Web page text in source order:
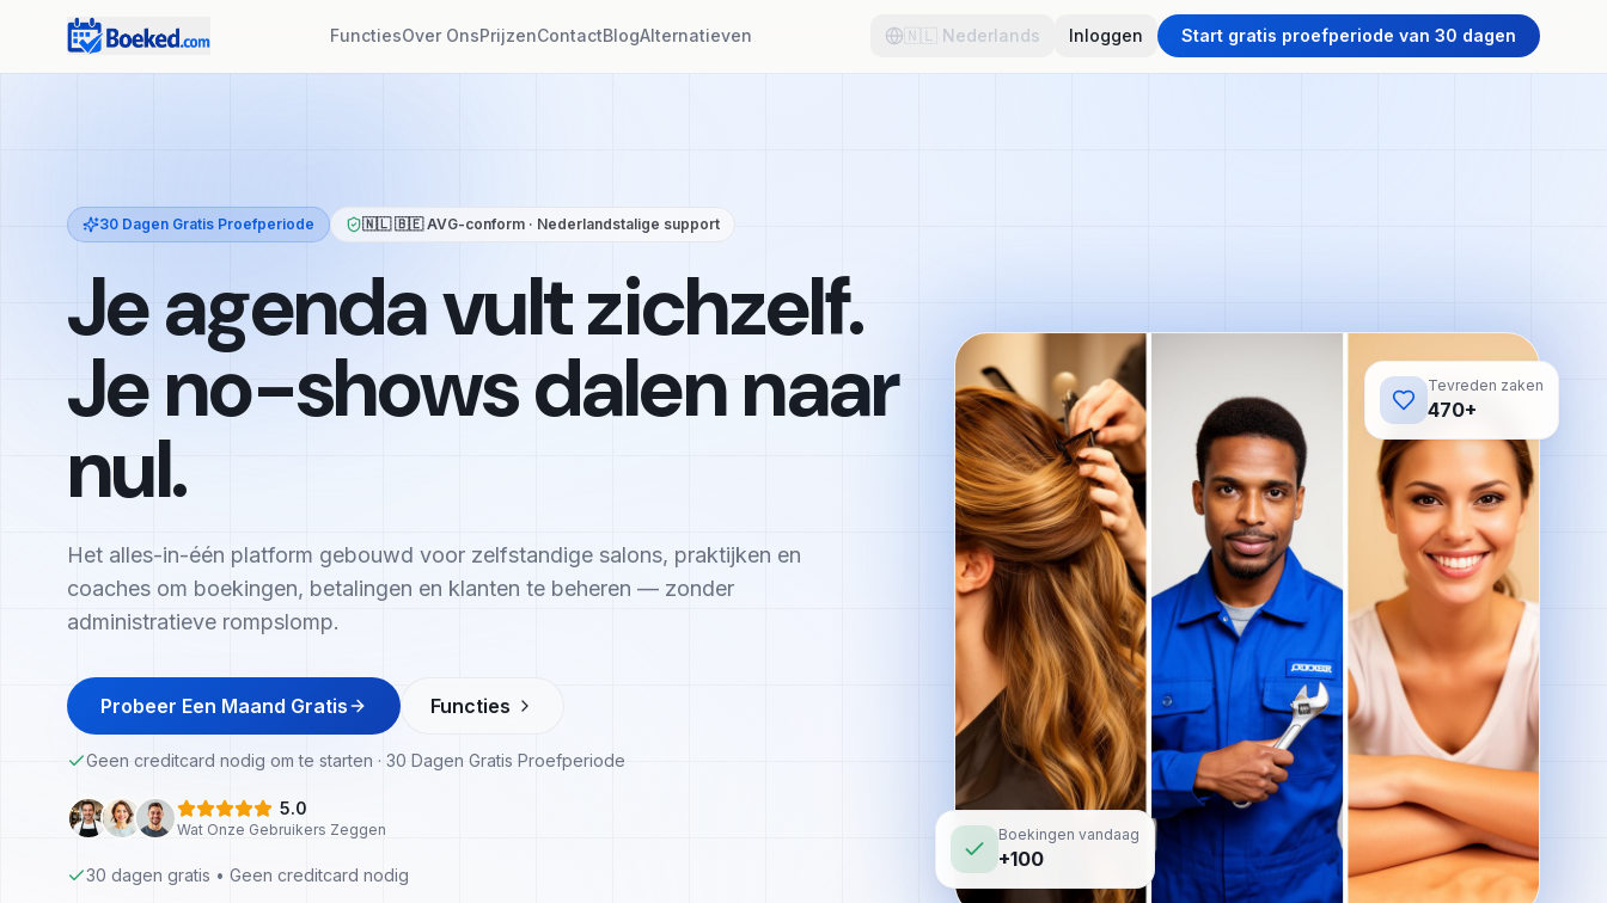
FunctiesOver OnsPrijzenContact
Ontdek
BlogAlternatieven 🇳🇱 Nederlands Inloggen Start gratis proefperiode van 30 dagen
30 Dagen Gratis Proefperiode 🇳🇱 🇧🇪 AVG-conform · Nederlandstalige support
Je agenda vult zichzelf.
Je no-shows dalen naar
nul.
Het alles-in-één platform gebouwd voor zelfstandige salons, praktijken en
coaches om boekingen, betalingen en klanten te beheren — zonder
administratieve rompslomp.
Probeer Een Maand Gratis Functies
Geen creditcard nodig om te starten · 30 Dagen Gratis Proefperiode
5.0
Wat Onze Gebruikers Zeggen
30 dagen gratis • Geen creditcard nodig
Boekingen vandaag
+100
Tevreden zaken
470+